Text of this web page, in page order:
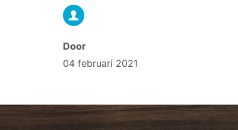
Door
04 februari 2021